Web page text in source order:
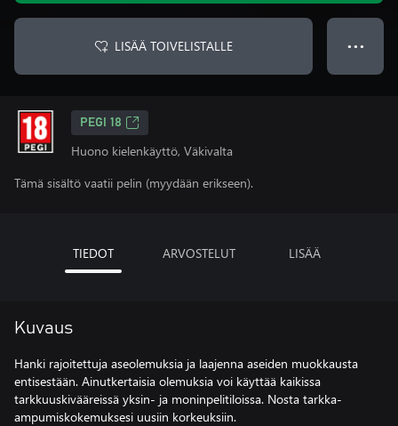
LISÄÄ TOIVELISTALLE ● ● ●
PEGI 18
Huono kielenkäyttö, Väkivalta
Tämä sisältö vaatii pelin (myydään erikseen).
TIEDOT ARVOSTELUT LISÄÄ
Kuvaus
Hanki rajoitettuja aseolemuksia ja laajenna aseiden muokkausta
entisestään. Ainutkertaisia olemuksia voi käyttää kaikissa
tarkkuuskivääreissä yksin- ja moninpelitiloissa. Nosta tarkka-
ampumiskokemuksesi uusiin korkeuksiin.